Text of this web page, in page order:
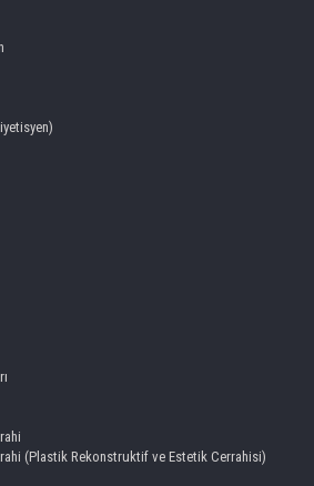
(Plastik Rekonstruktif ve Estetik Cerrahisi)